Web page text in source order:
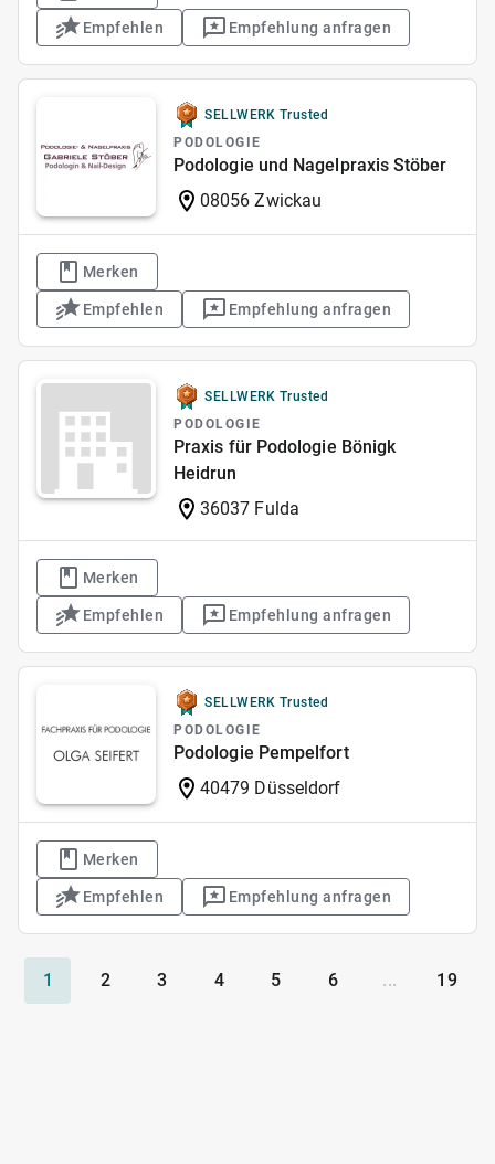
Empfehlen Empfehlung anfragen
SELLWERK Trusted
PODOLOGIE
Podologie und Nagelpraxis Stöber
08056 Zwickau
Merken
Empfehlen Empfehlung anfragen
SELLWERK Trusted
PODOLOGIE
Praxis für Podologie Bönigk
Heidrun
36037 Fulda
Merken
Empfehlen Empfehlung anfragen
SELLWERK Trusted
PODOLOGIE
Podologie Pempelfort
40479 Düsseldorf
Merken
Empfehlen Empfehlung anfragen
1 2 3 4 5 6 ... 19